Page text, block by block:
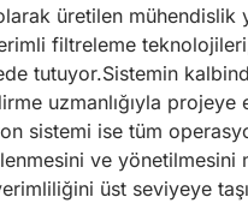
üretilen mühendislik
filtreleme
tutuyor.Sistemin
uzmanlığıyla
sistemi ise tüm
ve yönetilmesini
üst seviyeye